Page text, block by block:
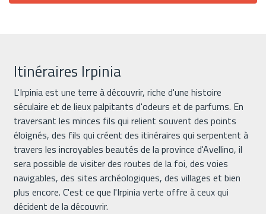
Itinéraires Irpinia
L'Irpinia est une terre à découvrir, riche d'une histoire
séculaire et de lieux palpitants d'odeurs et de parfums. En
traversant les minces fils qui relient souvent des points
éloignés, des fils qui créent des itinéraires qui serpentent à
travers les incroyables beautés de la province d'Avellino, il
sera possible de visiter des routes de la foi, des voies
navigables, des sites archéologiques, des villages et bien
plus encore. C'est ce que l'Irpinia verte offre à ceux qui
décident de la découvrir.